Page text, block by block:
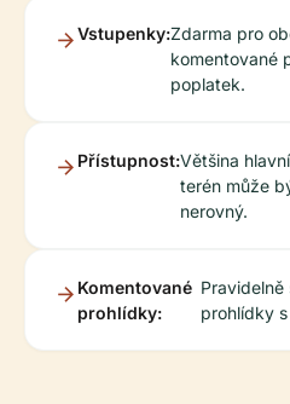
Vstupenky:Zdarma pro
komentované
poplatek.
Přístupnost:Většina
terén může
nerovný.
Komentované
prohlídky:
prohlídky